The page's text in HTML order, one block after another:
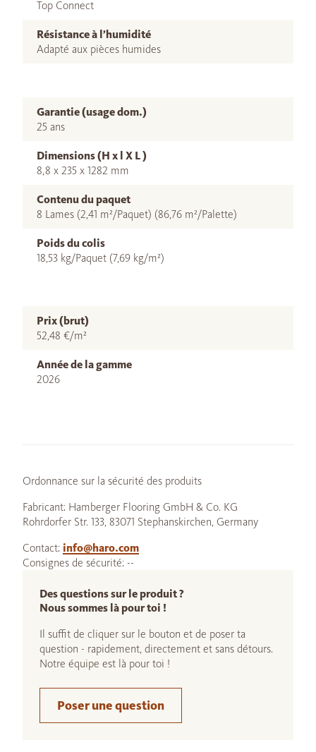
Top Connect
Résistance à l’humidité
Adapté aux pièces humides
Garantie (usage dom.)
25 ans
Dimensions (H x l X L )
8,8 x 235 x 1282 mm
Contenu du paquet
8 Lames (2,41 m²/Paquet) (86,76 m²/Palette)
Poids du colis
18,53 kg/Paquet (7,69 kg/m²)
Prix (brut)
52,48 €/m²
Année de la gamme
2026
Ordonnance sur la sécurité des produits
Fabricant: Hamberger Flooring GmbH & Co. KG
Rohrdorfer Str. 133, 83071 Stephanskirchen, Germany
Contact: info@haro.com
Consignes de sécurité: --
Des questions sur le produit ?
Nous sommes là pour toi !
Il suffit de cliquer sur le bouton et de poser ta
question - rapidement, directement et sans détours.
Notre équipe est là pour toi !
Poser une question